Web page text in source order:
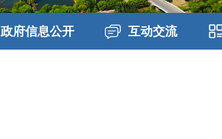
政府信息公开 互动交流